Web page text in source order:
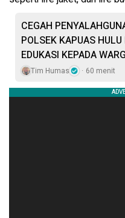
CEGAH
POLSEK KAPUAS HULU
EDUKASI KEPADA
Tim Humas 60 menit